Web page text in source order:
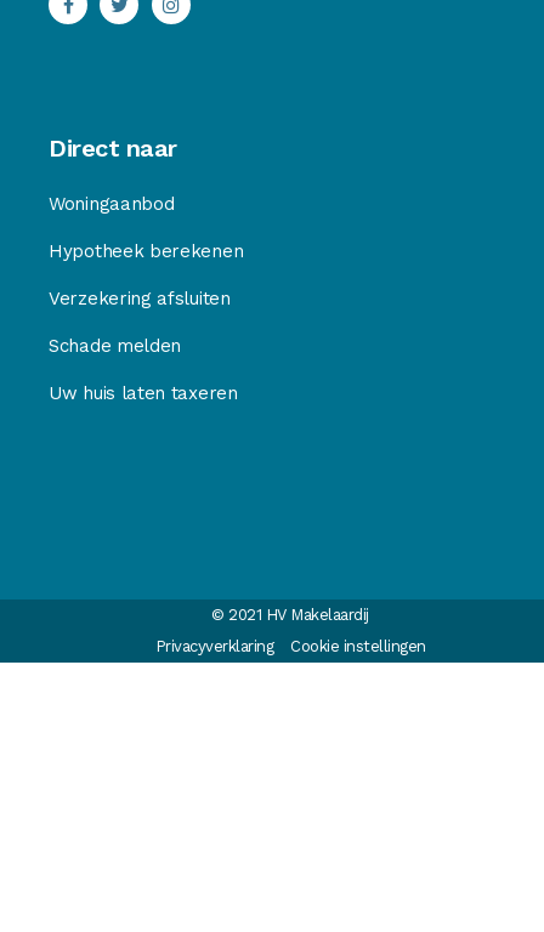
Direct naar
Woningaanbod
Hypotheek berekenen
Verzekering afsluiten
Schade melden
Uw huis laten taxeren
© 2021 HV Makelaardij
Privacyverklaring
Cookie instellingen